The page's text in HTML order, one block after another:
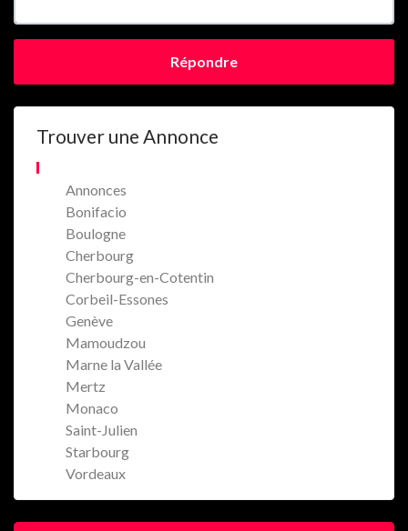
Répondre
Trouver une Annonce
Annonces
Bonifacio
Boulogne
Cherbourg
Cherbourg-en-Cotentin
Corbeil-Essones
Genève
Mamoudzou
Marne la Vallée
Mertz
Monaco
Saint-Julien
Starbourg
Vordeaux